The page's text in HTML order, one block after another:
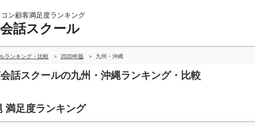
ン顧客満足度ランキング
話スクール
ランキング・比較 2020年版 九州・沖縄
会話スクールの九州・沖縄ランキング・比較
満足度ランキング